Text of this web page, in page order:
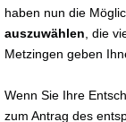
haben nun die
auszuwählen , die
Metzingen geben
Wenn Sie Ihre
zum Antrag des